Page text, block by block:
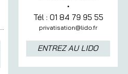
•
Tél : 01 84 79 95 55
privatisation@lido.fr
ENTREZ AU LIDO